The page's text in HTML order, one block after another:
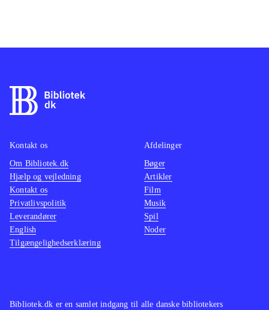
Bibliotek.dk er en samlet indgang til alle danske bibliotekers
Kontakt os
Om Bibliotek.dk
Hjælp og vejledning
Kontakt os
Privatlivspolitik
Leverandører
English
Tilgængelighedserklæring
Afdelinger
Bøger
Artikler
Film
Musik
Spil
Noder